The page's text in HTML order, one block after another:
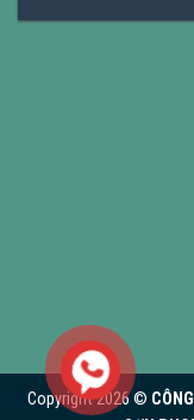
Copyright 2026 ©